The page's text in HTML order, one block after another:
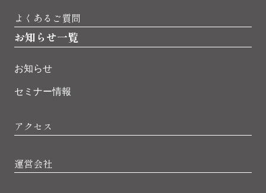
よくあるご質問
お知らせ一覧
お知らせ
セミナー情報
アクセス
運営会社